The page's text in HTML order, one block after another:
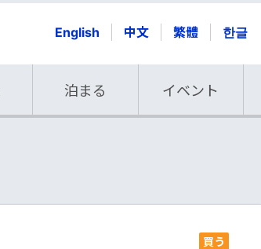
English 中文 繁體 한글
泊まる イベント
買う